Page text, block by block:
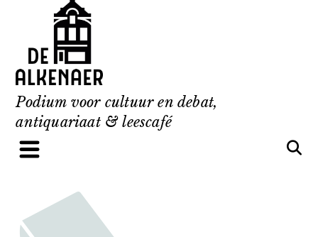
content
Podium voor cultuur en debat,
antiquariaat & leescafé